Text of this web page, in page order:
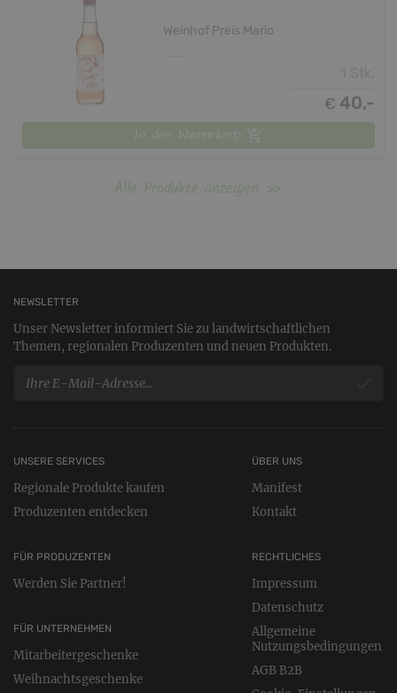
Weinhof Preis Mario
€ 40,-
In den Warenkorb
Alle Produkte anzeigen
NEWSLETTER
Unser Newsletter informiert Sie zu landwirtschaftlichen
Themen, regionalen Produzenten und neuen Produkten.
UNSERE SERVICES
Regionale Produkte kaufen
Produzenten entdecken
FÜR PRODUZENTEN
Werden Sie Partner!
FÜR UNTERNEHMEN
Mitarbeitergeschenke
Weihnachtsgeschenke
RECHTLICHES
Impressum
Datenschutz
Allgemeine
Nutzungsbedingungen
AGB B2B
ÜBER UNS
Manifest
Kontakt